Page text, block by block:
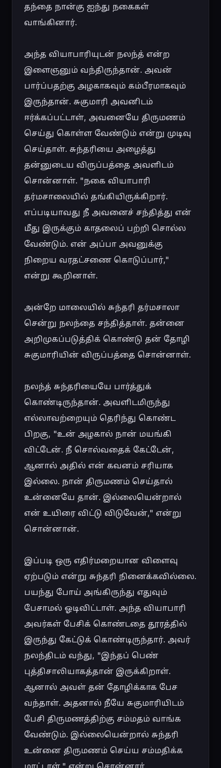
தந்தை நான்கு ஐந்து நகைகள்
வாங்கினார்.
அந்த வியாபாரியுடன் நலந்த் என்ற
இளைஞனும் வந்திருந்தான். அவன்
பார்ப்பதற்கு அழகாகவும் கம்பீரமாகவும்
இருந்தான். சுகுமாரி அவனிடம்
ஈர்க்கப்பட்டாள், அவனையே திருமணம்
செய்து கொள்ள வேண்டும் என்று முடிவு
செய்தாள். சுந்தரியை அழைத்து
தன்னுடைய விருப்பத்தை அவளிடம்
சொன்னாள். "நகை வியாபாரி
தர்மசாலையில் தங்கியிருக்கிறார்.
எப்படியாவது நீ அவனைச் சந்தித்து என்
மீது இருக்கும் காதலைப் பற்றி சொல்ல
வேண்டும். என் அப்பா அவனுக்கு
நிறைய வரதட்சணை கொடுப்பார்,"
என்று கூறினாள்.
அன்றே மாலையில் சுந்தரி தர்மசாலா
சென்று நலந்தை சந்தித்தாள். தன்னை
அறிமுகப்படுத்திக் கொண்டு தன் தோழி
சுகுமாரியின் விருப்பத்தை சொன்னாள்.
நலந்த் சுந்தரியையே பார்த்துக்
கொண்டிருந்தான். அவளிடமிருந்து
எல்லாவற்றையும் தெரிந்து கொண்ட
பிறகு, "உன் அழகால் நான் மயங்கி
விட்டேன். நீ சொல்வதைக் கேட்டேன்,
ஆனால் அதில் என் கவனம் சரியாக
இல்லை. நான் திருமணம் செய்தால்
உன்னையே தான். இல்லையென்றால்
என் உயிரை விட்டு விடுவேன்," என்று
சொன்னான்.
இப்படி ஒரு எதிர்மறையான விளைவு
ஏற்படும் என்று சுந்தரி நினைக்கவில்லை.
பயந்து போய் அங்கிருந்து எதுவும்
பேசாமல் ஓடிவிட்டாள். அந்த வியாபாரி
அவர்கள் பேசிக் கொண்டதை தூரத்தில்
இருந்து கேட்டுக் கொண்டிருந்தார். அவர்
நலந்திடம் வந்து, "இந்தப் பெண்
புத்திசாலியாகத்தான் இருக்கிறாள்.
ஆனால் அவள் தன் தோழிக்காக பேச
வந்தாள். அதனால் நீயே சுகுமாரியிடம்
பேசி திருமணத்திற்கு சம்மதம் வாங்க
வேண்டும். இல்லையென்றால் சுந்தரி
உன்னை திருமணம் செய்ய சம்மதிக்க
மாட்டாள்," என்று சொன்னார்.